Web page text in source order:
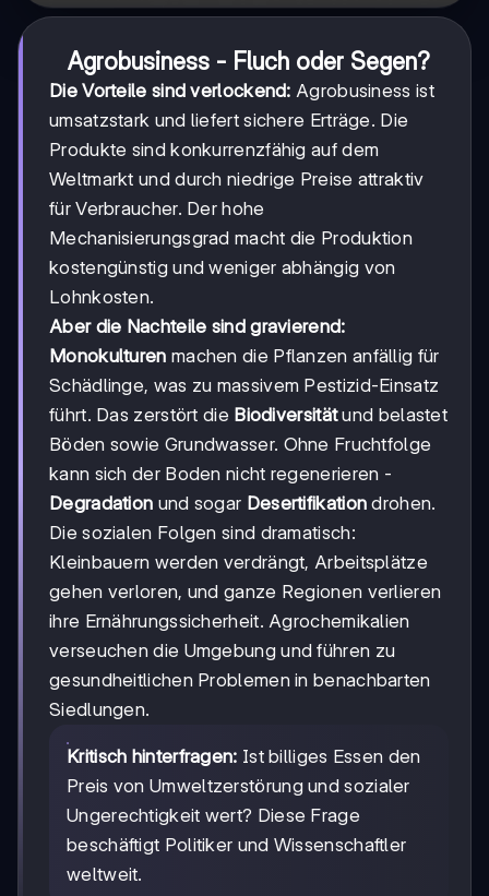
Agrobusiness - Fluch oder Segen?
Die Vorteile sind verlockend: Agrobusiness ist
umsatzstark und liefert sichere Erträge. Die
Produkte sind konkurrenzfähig auf dem
Weltmarkt und durch niedrige Preise attraktiv
für Verbraucher. Der hohe
Mechanisierungsgrad macht die Produktion
kostengünstig und weniger abhängig von
Lohnkosten.
Aber die Nachteile sind gravierend:
Monokulturen machen die Pflanzen anfällig für
Schädlinge, was zu massivem Pestizid-Einsatz
führt. Das zerstört die Biodiversitätund belastet
Böden sowie Grundwasser. Ohne Fruchtfolge
kann sich der Boden nicht regenerieren -
Degradation und sogar Desertifikation drohen.
Die sozialen Folgen sind dramatisch:
Kleinbauern werden verdrängt, Arbeitsplätze
gehen verloren, und ganze Regionen verlieren
ihre Ernährungssicherheit. Agrochemikalien
verseuchen die Umgebung und führen zu
gesundheitlichen Problemen in benachbarten
Siedlungen.
Kritisch hinterfragen: Ist billiges Essen den
Preis von Umweltzerstörung und sozialer
Ungerechtigkeit wert? Diese Frage
beschäftigt Politiker und Wissenschaftler
weltweit.